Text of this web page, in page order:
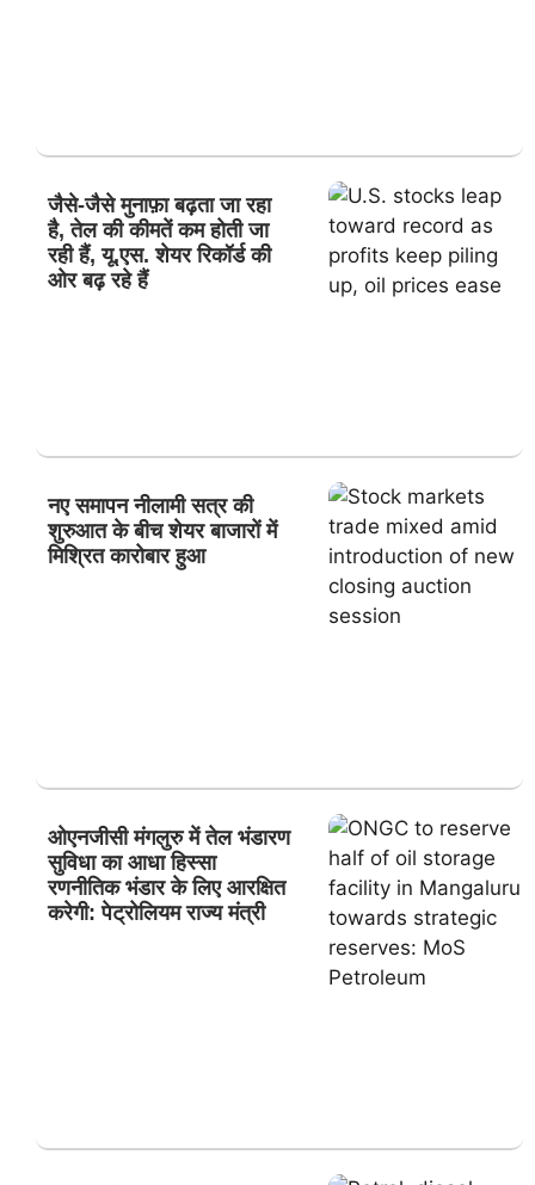
जैसे-जैसे मुनाफ़ा बढ़ता जा रहा
है, तेल की कीमतें कम होती जा
रही हैं, यू.एस. शेयर रिकॉर्ड की
ओर बढ़ रहे हैं
नए समापन नीलामी सत्र की
शुरुआत के बीच शेयर बाजारों में
मिश्रित कारोबार हुआ
ओएनजीसी मंगलुरु में तेल भंडारण
सुविधा का आधा हिस्सा
रणनीतिक भंडार के लिए आरक्षित
करेगी: पेट्रोलियम राज्य मंत्री